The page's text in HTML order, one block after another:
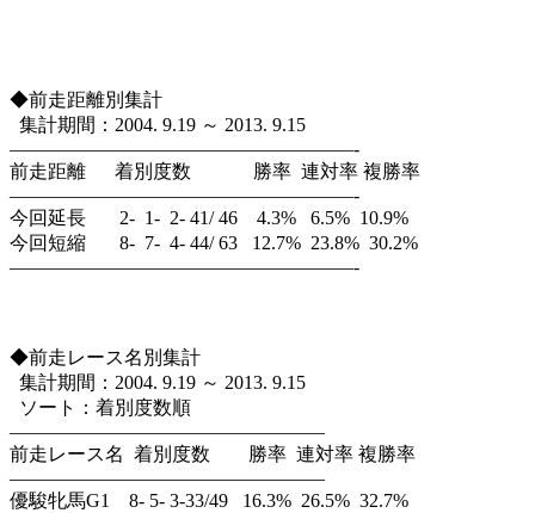
◆前走距離別集計
集計期間：2004. 9.19 ～ 2013. 9.15
——————————————————-
前走距離 着別度数 勝率 連対率 複勝率
——————————————————-
今回延長 2- 1- 2- 41/ 46 4.3% 6.5% 10.9%
今回短縮 8- 7- 4- 44/ 63 12.7% 23.8% 30.2%
——————————————————-
◆前走レース名別集計
集計期間：2004. 9.19 ～ 2013. 9.15
ソート：着別度数順
————————————————–
前走レース名 着別度数 勝率 連対率 複勝率
————————————————–
優駿牝馬G1 8- 5- 3-33/49 16.3% 26.5% 32.7%